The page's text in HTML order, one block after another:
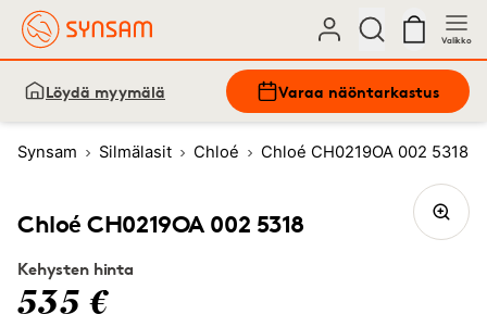
Valikko
Löydä myymälä Varaa näöntarkastus
Synsam Silmälasit Chloé Chloé CH0219OA 002 5318
Chloé CH0219OA 002 5318
Kehysten hinta
535 €